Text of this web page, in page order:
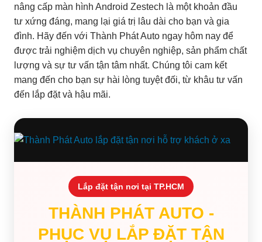
nâng cấp màn hình Android Zestech là một khoản đầu
tư xứng đáng, mang lại giá trị lâu dài cho bạn và gia
đình. Hãy đến với Thành Phát Auto ngay hôm nay để
được trải nghiệm dịch vụ chuyên nghiệp, sản phẩm chất
lượng và sự tư vấn tận tâm nhất. Chúng tôi cam kết
mang đến cho bạn sự hài lòng tuyệt đối, từ khâu tư vấn
đến lắp đặt và hậu mãi.
Lắp đặt tận nơi tại TP.HCM
THÀNH PHÁT AUTO -
PHỤC VỤ LẮP ĐẶT TẬN